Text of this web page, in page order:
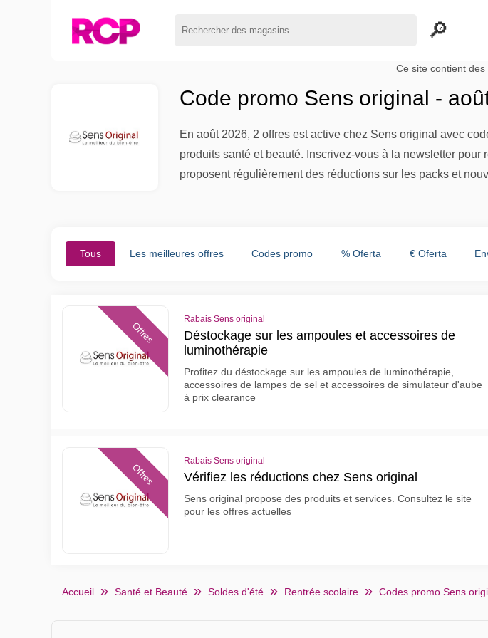
Ce site contient
Code promo Sens original -
En août 2026, 2 offres est active chez Sens original avec
produits santé et beauté. Inscrivez-vous à la newsletter
proposent régulièrement des réductions sur les packs et
Tous Les meilleures offres Codes promo % Oferta € Oferta
Offres
Rabais Sens original
Déstockage sur les ampoules et accessoires de
luminothérapie
Profitez du déstockage sur les ampoules de luminothérapie,
accessoires de lampes de sel et accessoires de simulateur d'aube
à prix clearance
Offres
Rabais Sens original
Vérifiez les réductions chez Sens original
Sens original propose des produits et services. Consultez le site
pour les offres actuelles
Accueil Santé et Beauté Soldes d'été Rentrée scolaire Codes promo Sens